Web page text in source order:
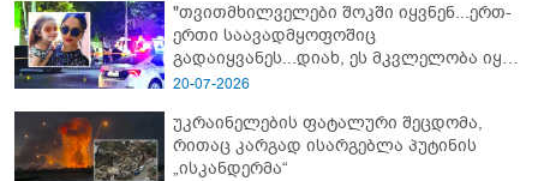
"თვითმხილველები შოკში იყვნენ...ერთ-
ერთი საავადმყოფოშიც
გადაიყვანეს...დიახ, ეს მკვლელობა იყო"
- გორში დატრიალებული ტრაგედიის
20-07-2026
უკრაინელების ფატალური შეცდომა,
რითაც კარგად ისარგებლა პუტინის
„ისკანდერმა“